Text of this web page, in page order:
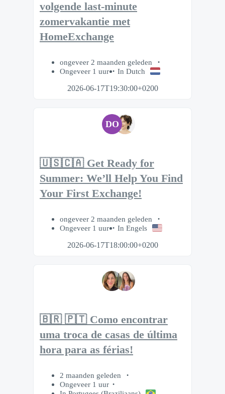
volgende last-minute
zomervakantie met
HomeExchange
ongeveer 2 maanden geleden
Ongeveer 1 uur
In Dutch
2026-06-17T19:30:00+0200
DO
🇺🇸🇨🇦 Get Ready for
Summer: We’ll Help You Find
Your First Exchange!
ongeveer 2 maanden geleden
Ongeveer 1 uur
In Engels
2026-06-17T18:00:00+0200
🇧🇷 🇵🇹 Como encontrar
uma troca de casas de última
hora para as férias!
2 maanden geleden
Ongeveer 1 uur